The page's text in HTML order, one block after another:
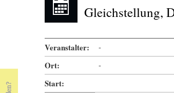
Gleichstellung,
Veranstalter: -
Ort: -
Start: